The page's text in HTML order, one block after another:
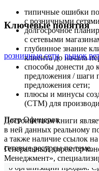
типичные ошибки
с розничными
долгосрочное
с сетевыми
глубинное знание
клиента до начала
способы донести до
предложения / шаги
предложения сети;
плюсы и минусы
(СТМ) для
Достоинством книги
в ней данных реальному
а также наличие ссылок
сетевые ресурсы по теме.
Ключевые понятия
розничные сети рынок
Петр Офицеров
Генеральный директор
Менеджмент»,
по организации продаж.